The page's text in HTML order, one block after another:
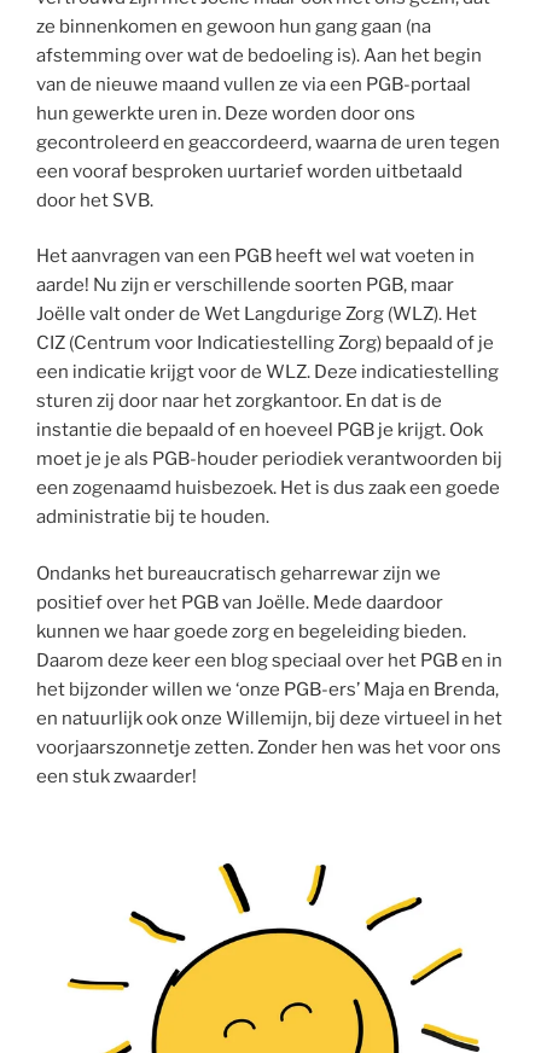
ze binnenkomen en gewoon hun gang gaan (na
afstemming over wat de bedoeling is). Aan het begin
van de nieuwe maand vullen ze via een PGB-portaal
hun gewerkte uren in. Deze worden door ons
gecontroleerd en geaccordeerd, waarna de uren tegen
een vooraf besproken uurtarief worden uitbetaald
door het SVB.
Het aanvragen van een PGB heeft wel wat voeten in
aarde! Nu zijn er verschillende soorten PGB, maar
Joëlle valt onder de Wet Langdurige Zorg (WLZ). Het
CIZ (Centrum voor Indicatiestelling Zorg) bepaald of je
een indicatie krijgt voor de WLZ. Deze indicatiestelling
sturen zij door naar het zorgkantoor. En dat is de
instantie die bepaald of en hoeveel PGB je krijgt. Ook
moet je je als PGB-houder periodiek verantwoorden bij
een zogenaamd huisbezoek. Het is dus zaak een goede
administratie bij te houden.
Ondanks het bureaucratisch geharrewar zijn we
positief over het PGB van Joëlle. Mede daardoor
kunnen we haar goede zorg en begeleiding bieden.
Daarom deze keer een blog speciaal over het PGB en in
het bijzonder willen we ‘onze PGB-ers’ Maja en Brenda,
en natuurlijk ook onze Willemijn, bij deze virtueel in het
voorjaarszonnetje zetten. Zonder hen was het voor ons
een stuk zwaarder!